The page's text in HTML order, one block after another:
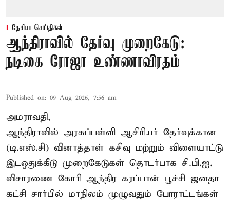
தேசிய செய்திகள்
ஆந்திராவில் தேர்வு முறைகேடு:
நடிகை ரோஜா உண்ணாவிரதம்
Published on: 09 Aug 2026, 7:56 am
அமராவதி,
ஆந்திராவில் அரசுப்பள்ளி ஆசிரியர் தேர்வுக்கான
(டி.எஸ்.சி) வினாத்தாள் கசிவு மற்றும் விளையாட்டு
இடஒதுக்கீடு முறைகேடுகள் தொடர்பாக சி.பி.ஐ.
விசாரணை கோரி ஆந்திர கரப்பான் பூச்சி ஜனதா
கட்சி சார்பில் மாநிலம் முழுவதும் போராட்டங்கள்